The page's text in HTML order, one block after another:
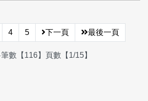
4 5 下一頁 最後一頁
數【116】頁數【1/15】